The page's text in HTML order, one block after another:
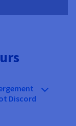
Discord